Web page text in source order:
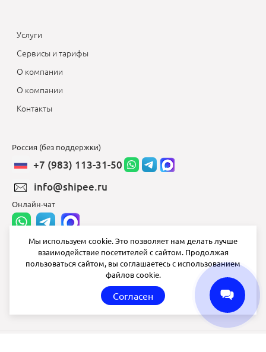
Услуги
Сервисы и тарифы
О компании
О компании
Контакты
Россия (без поддержки)
+7 (983) 113-31-50
info@shipee.ru
Онлайн-чат
info@shipee.ru
СБ ВС выходной
Мы используем cookie. Это позволяет нам делать лучше
взаимодействие посетителей с сайтом. Продолжая
пользоваться сайтом, вы соглашаетесь с использованием
файлов cookie.
Согласен